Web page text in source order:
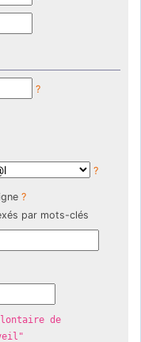
?
?
?
par mots-clés
de